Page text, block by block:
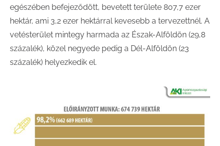
egészében befejeződött, bevetett területe 807,7 ezer
hektár, ami 3,2 ezer hektárral kevesebb a tervezettnél. A
vetésterület mintegy harmada az Észak-Alföldön (29,8
százalék), közel negyede pedig a Dél-Alföldön (23
százalék) helyezkedik el.